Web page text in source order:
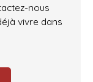
nous
vivre dans